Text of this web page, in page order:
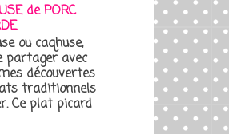
de PORC
ou caqhuse,
partager avec
découvertes
traditionnels
Ce plat picard